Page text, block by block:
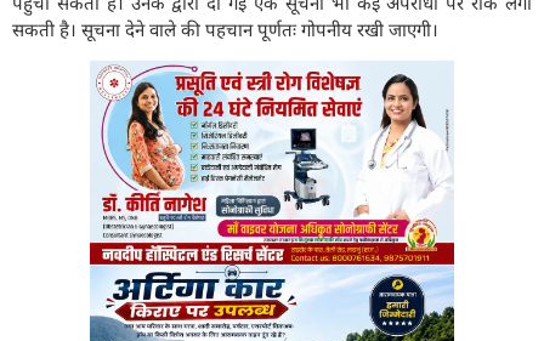
सकती है। सूचना देने वाले की पहचान पूर्णतः गोपनीय रखी जाएगी।